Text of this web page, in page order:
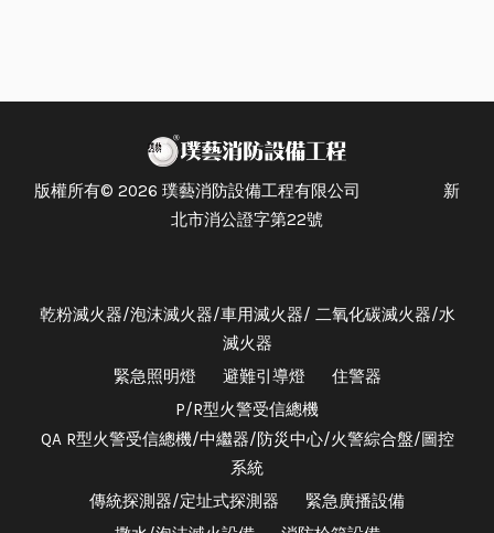
版權所有© 2026 璞藝消防設備工程有限公司 新
北市消公證字第22號
乾粉滅火器/泡沫滅火器/車用滅火器/ 二氧化碳滅火器/水
滅火器
緊急照明燈
避難引導燈
住警器
P/R型火警受信總機
QA R型火警受信總機/中繼器/防災中心/火警綜合盤/圖控
系統
傳統探測器/定址式探測器
緊急廣播設備